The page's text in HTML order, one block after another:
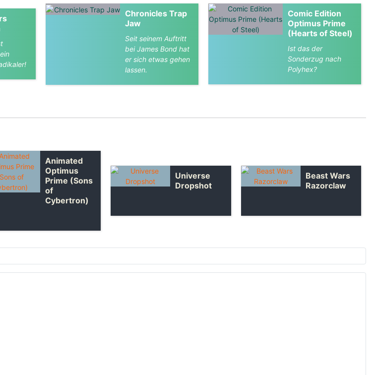
Chronicles Trap
Jaw
Seit seinem Auftritt
bei James Bond hat
er sich etwas gehen
lassen.
Comic Edition
Optimus Prime
(Hearts of Steel)
Ist das der
Sonderzug nach
Polyhex?
Animated
Optimus
Prime (Sons
of
Cybertron)
Universe
Dropshot
Beast Wars
Razorclaw